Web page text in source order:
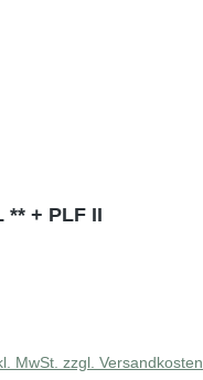
** + PLF II
Preis:
MwSt. zzgl. Versandkosten